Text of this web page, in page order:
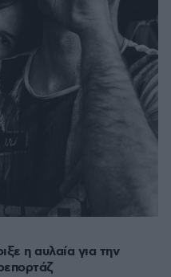
η αυλαία για την